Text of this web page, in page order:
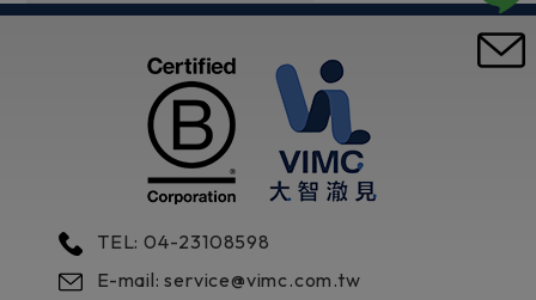
TEL: 04-23108598
E-mail: service@vimc.com.tw